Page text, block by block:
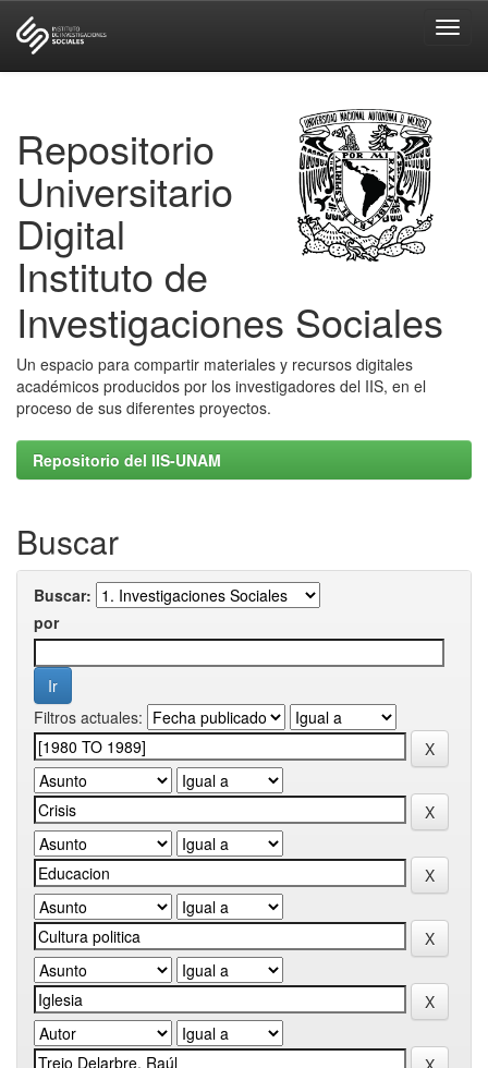
Repositorio
Universitario
Digital
Instituto de
Investigaciones Sociales
Un espacio para compartir materiales y recursos digitales
académicos producidos por los investigadores del IIS, en el
proceso de sus diferentes proyectos.
Repositorio del IIS-UNAM
Buscar
Buscar:
por
Filtros actuales: